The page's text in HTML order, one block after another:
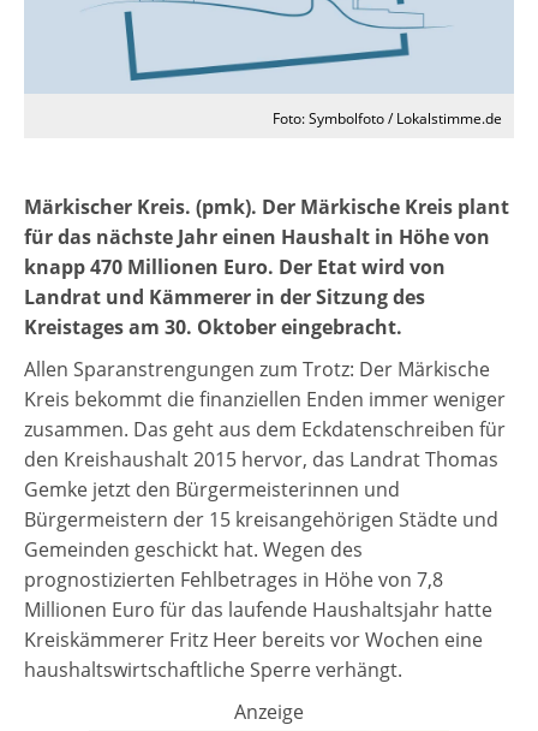
Foto: Symbolfoto / Lokalstimme.de
Märkischer Kreis. (pmk). Der Märkische Kreis plant
für das nächste Jahr einen Haushalt in Höhe von
knapp 470 Millionen Euro. Der Etat wird von
Landrat und Kämmerer in der Sitzung des
Kreistages am 30. Oktober eingebracht.
Allen Sparanstrengungen zum Trotz: Der Märkische
Kreis bekommt die finanziellen Enden immer weniger
zusammen. Das geht aus dem Eckdatenschreiben für
den Kreishaushalt 2015 hervor, das Landrat Thomas
Gemke jetzt den Bürgermeisterinnen und
Bürgermeistern der 15 kreisangehörigen Städte und
Gemeinden geschickt hat. Wegen des
prognostizierten Fehlbetrages in Höhe von 7,8
Millionen Euro für das laufende Haushaltsjahr hatte
Kreiskämmerer Fritz Heer bereits vor Wochen eine
haushaltswirtschaftliche Sperre verhängt.
Anzeige